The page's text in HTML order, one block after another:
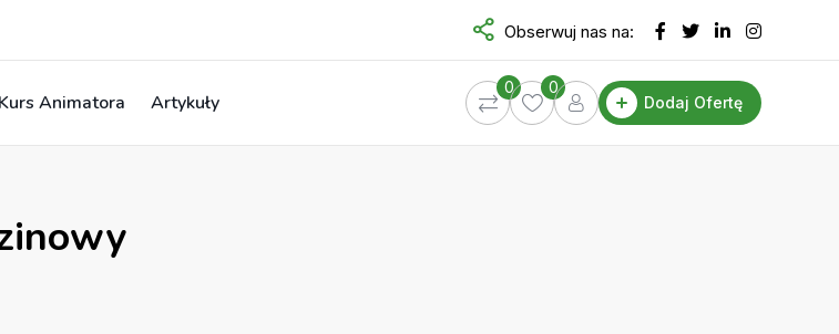
Obserwuj nas na:
Kurs Animatora Artykuły
0
0
Dodaj Ofertę